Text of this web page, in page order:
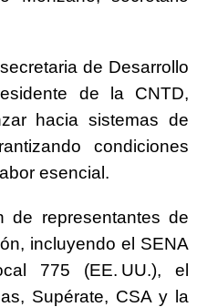
de Desarrollo
de la CNTD,
hacia sistemas de
condiciones
esencial.
de representantes de
incluyendo el SENA
775 (EE. UU.), el
Supérate, CSA y la